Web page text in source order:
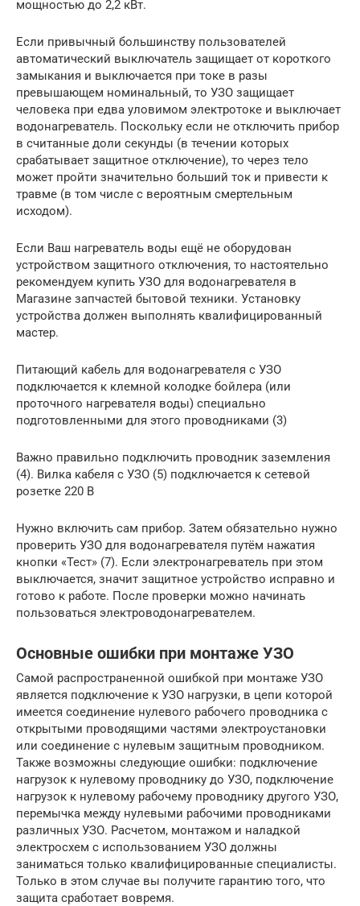
мощностью до 2,2 кВт.
Если привычный большинству пользователей
автоматический выключатель защищает от короткого
замыкания и выключается при токе в разы
превышающем номинальный, то УЗО защищает
человека при едва уловимом электротоке и выключает
водонагреватель. Поскольку если не отключить прибор
в считанные доли секунды (в течении которых
срабатывает защитное отключение), то через тело
может пройти значительно больший ток и привести к
травме (в том числе с вероятным смертельным
исходом).
Если Ваш нагреватель воды ещё не оборудован
устройством защитного отключения, то настоятельно
рекомендуем купить УЗО для водонагревателя в
Магазине запчастей бытовой техники. Установку
устройства должен выполнять квалифицированный
мастер.
Питающий кабель для водонагревателя с УЗО
подключается к клемной колодке бойлера (или
проточного нагревателя воды) специально
подготовленными для этого проводниками (3)
Важно правильно подключить проводник заземления
(4). Вилка кабеля с УЗО (5) подключается к сетевой
розетке 220 В
Нужно включить сам прибор. Затем обязательно нужно
проверить УЗО для водонагревателя путём нажатия
кнопки «Тест» (7). Если электронагреватель при этом
выключается, значит защитное устройство исправно и
готово к работе. После проверки можно начинать
пользоваться электроводонагревателем.
Основные ошибки при монтаже УЗО
Самой распространенной ошибкой при монтаже УЗО
является подключение к УЗО нагрузки, в цепи которой
имеется соединение нулевого рабочего проводника с
открытыми проводящими частями электроустановки
или соединение с нулевым защитным проводником.
Также возможны следующие ошибки: подключение
нагрузок к нулевому проводнику до УЗО, подключение
нагрузок к нулевому рабочему проводнику другого УЗО,
перемычка между нулевыми рабочими проводниками
различных УЗО. Расчетом, монтажом и наладкой
электросхем с использованием УЗО должны
заниматься только квалифицированные специалисты.
Только в этом случае вы получите гарантию того, что
защита сработает вовремя.